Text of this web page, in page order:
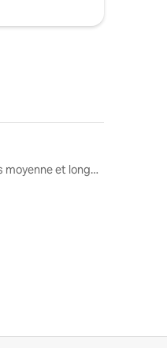
Locations moyenne et longue durée